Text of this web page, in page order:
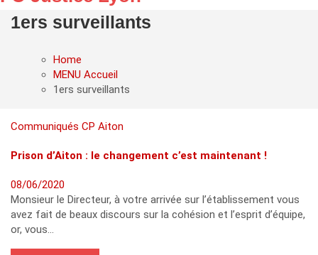
1ers surveillants
Home
MENU Accueil
1ers surveillants
Communiqués CP Aiton
Prison d’Aiton : le changement c’est maintenant !
08/06/2020
Monsieur le Directeur, à votre arrivée sur l’établissement vous
avez fait de beaux discours sur la cohésion et l’esprit d’équipe,
or, vous…